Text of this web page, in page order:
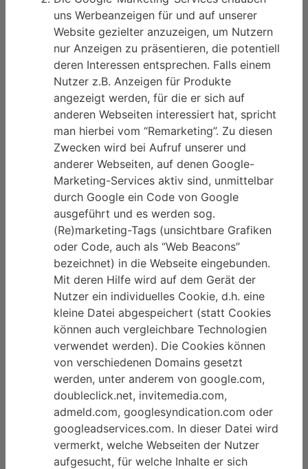
uns Werbeanzeigen für und auf unserer
Website gezielter anzuzeigen, um Nutzern
nur Anzeigen zu präsentieren, die potentiell
deren Interessen entsprechen. Falls einem
Nutzer z.B. Anzeigen für Produkte
angezeigt werden, für die er sich auf
anderen Webseiten interessiert hat, spricht
man hierbei vom “Remarketing”. Zu diesen
Zwecken wird bei Aufruf unserer und
anderer Webseiten, auf denen Google-
Marketing-Services aktiv sind, unmittelbar
durch Google ein Code von Google
ausgeführt und es werden sog.
(Re)marketing-Tags (unsichtbare Grafiken
oder Code, auch als “Web Beacons”
bezeichnet) in die Webseite eingebunden.
Mit deren Hilfe wird auf dem Gerät der
Nutzer ein individuelles Cookie, d.h. eine
kleine Datei abgespeichert (statt Cookies
können auch vergleichbare Technologien
verwendet werden). Die Cookies können
von verschiedenen Domains gesetzt
werden, unter anderem von google.com,
doubleclick.net, invitemedia.com,
admeld.com, googlesyndication.com oder
googleadservices.com. In dieser Datei wird
vermerkt, welche Webseiten der Nutzer
aufgesucht, für welche Inhalte er sich